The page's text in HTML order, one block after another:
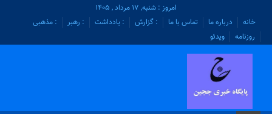
امروز : شنبه, ۱۷ مرداد , ۱۴۰۵
خانه
درباره ما تماس با ما : گزارش : یادداشت : رهبر
: مذهبی
روزنامه
ویدئو